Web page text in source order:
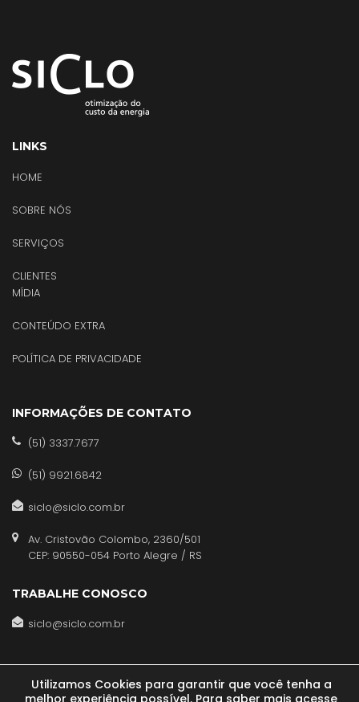
LINKS
HOME
SOBRE NÓS
SERVIÇOS
CLIENTES
MÍDIA
CONTEÚDO EXTRA
POLÍTICA DE PRIVACIDADE
INFORMAÇÕES DE CONTATO
(51) 3337.7677
(51) 9921.6842
siclo@siclo.com.br
Av. Cristovão Colombo, 2360/501
CEP: 90550-054 Porto Alegre / RS
TRABALHE CONOSCO
siclo@siclo.com.br
Utilizamos Cookies para garantir que você tenha a
melhor experiência possível. Para saber mais acesse